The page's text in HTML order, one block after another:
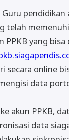
Guru
telah
PPKB yang
secara online
data
akun PPKB,
data